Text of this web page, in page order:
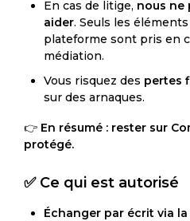
En cas de litige, nous ne
aider. Seuls les
plateforme sont pris en
médiation.
Vous risquez des pertes
sur des arnaques.
👉 En résumé : rester sur
protégé.
✅ Ce qui est autorisé
Échanger par écrit via